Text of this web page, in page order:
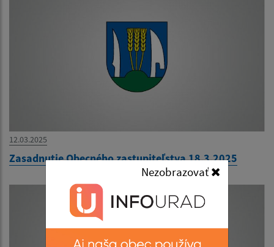
Nezobrazovať
12.03.2025
Zasadnutie Obecného zastupiteľstva 18.3.2025